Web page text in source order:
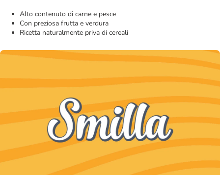
Alto contenuto di carne e pesce
Con preziosa frutta e verdura
Ricetta naturalmente priva di cereali